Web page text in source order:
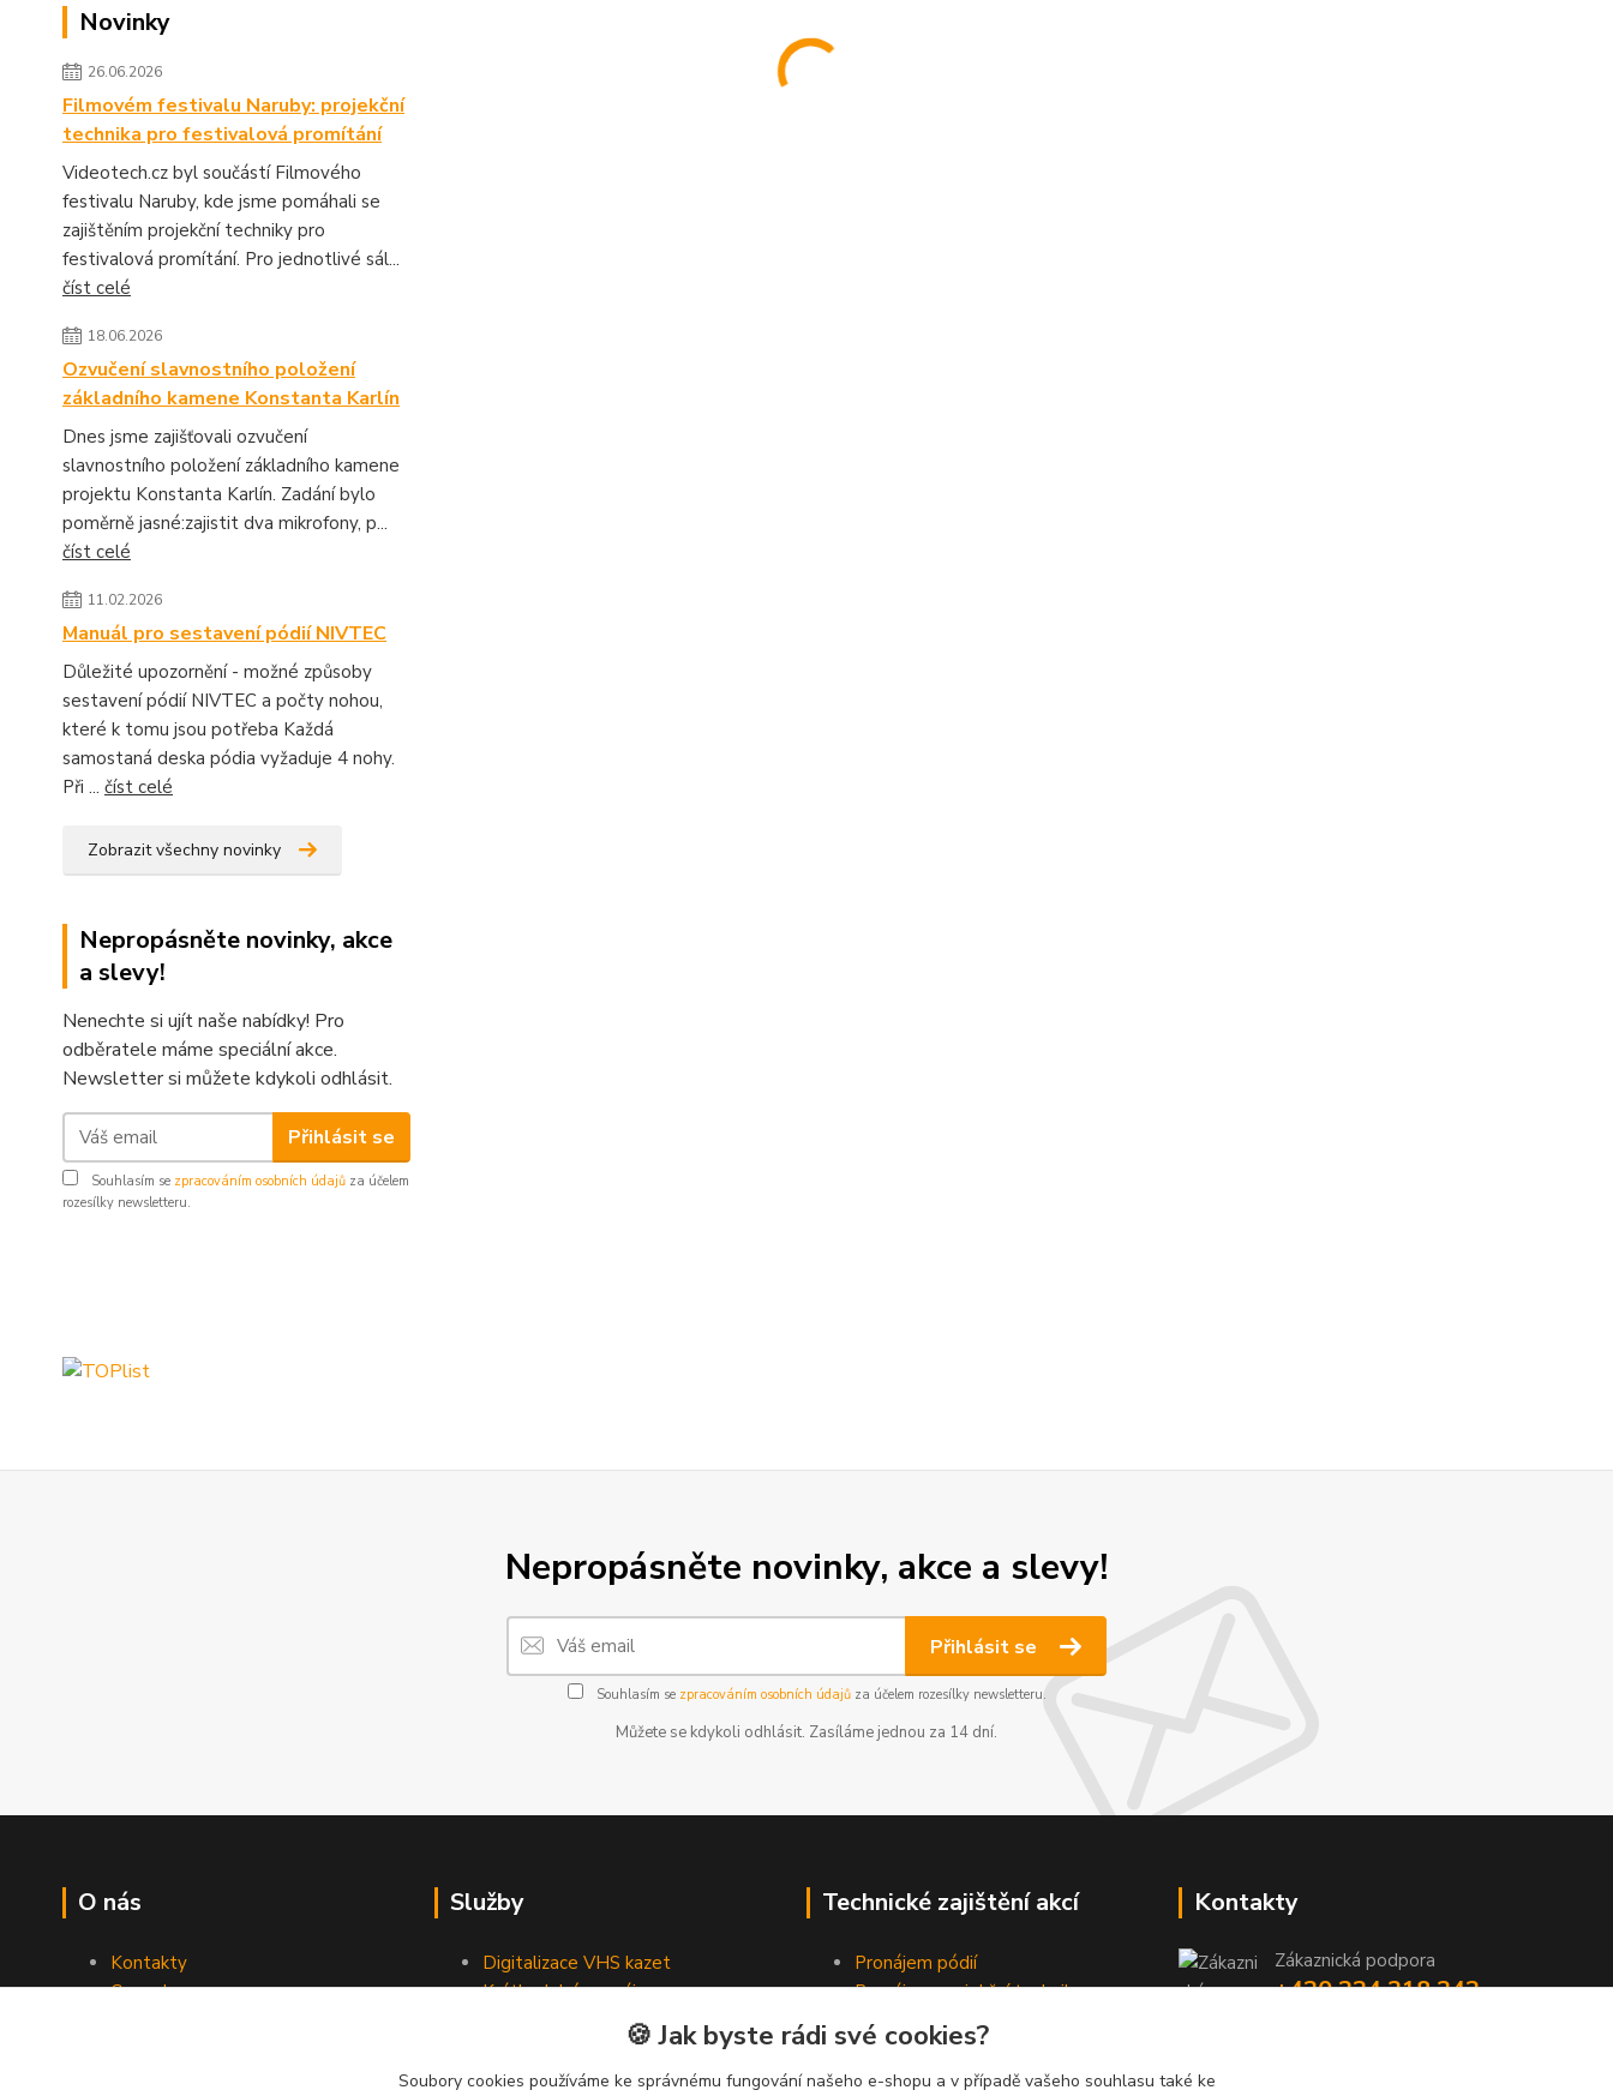
Novinky
26.06.2026
Filmovém festivalu Naruby: projekční
technika pro festivalová promítání
Videotech.cz byl součástí Filmového
festivalu Naruby, kde jsme pomáhali se
zajištěním projekční techniky pro
festivalová promítání. Pro jednotlivé sál...
číst celé
18.06.2026
Ozvučení slavnostního položení
základního kamene Konstanta Karlín
Dnes jsme zajišťovali ozvučení
slavnostního položení základního kamene
projektu Konstanta Karlín. Zadání bylo
poměrně jasné:zajistit dva mikrofony, p...
číst celé
11.02.2026
Manuál pro sestavení pódií NIVTEC
Důležité upozornění - možné způsoby
sestavení pódií NIVTEC a počty nohou,
které k tomu jsou potřeba Každá
samostaná deska pódia vyžaduje 4 nohy.
Při ... číst celé
Zobrazit všechny novinky
Nepropásněte novinky, akce
a slevy!
Nenechte si ujít naše nabídky! Pro
odběratele máme speciální akce.
Newsletter si můžete kdykoli odhlásit.
Přihlásit se
Souhlasím se zpracováním osobních údajů za účelem
rozesílky newsletteru.
Nepropásněte novinky, akce a slevy!
Přihlásit se
Souhlasím se zpracováním osobních údajůza účelem rozesílky newsletteru.
Můžete se kdykoli odhlásit. Zasíláme jednou za 14 dní.
O nás
Kontakty
Ceny dopravy
Služby
Digitalizace VHS kazet
Krátkodobé pronájmy
Technické zajištění akcí
Pronájem pódií
Pronájem projekční techniky
Pronájem osvětlovací techniky
Pronájem ozvučovací techniky
Kontakty
Zákaznická podpora
+420 224 318 342
🍪 Jak byste rádi své cookies?
Soubory cookies používáme ke správnému fungování našeho e-shopu a v případě vašeho souhlasu také ke